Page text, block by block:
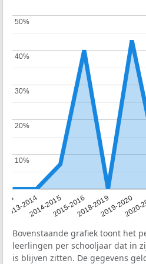
2013-20142014-20152015-20162018-20192019-2020
10%
10%
20%
20%
30%
30%
40%
40%
50%
50%
Bovenstaande grafiek toont het
leerlingen per schooljaar dat in
is blijven zitten. De gegevens